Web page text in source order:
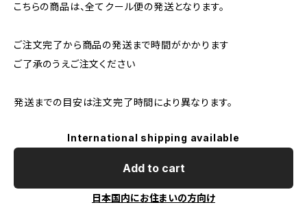
こちらの商品は、全てクール便の発送となります。
ご注文完了から商品の発送まで時間がかかります
ご了承のうえご注文ください
発送までの目安は注文完了時間により異なります。
International shipping available
Add to cart
日本国内にお住まいの方向け